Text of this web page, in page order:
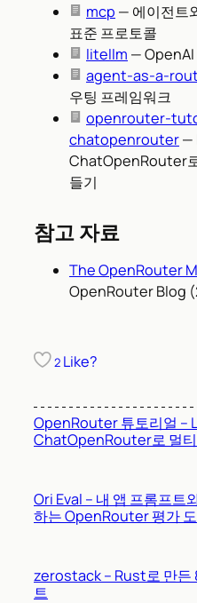
mcp — 에이전트
표준 프로토콜
litellm — OpenAI
agent-as-a-
우팅 프레임워크
openrouter-
chatopenrouter—
ChatOpenRouter
들기
참고 자료
The OpenRouter
OpenRouter Blog
2 Like?
OpenRouter 튜토리얼 –
ChatOpenRouter로 멀티
Ori Eval – 내 앱 프롬프트
하는 OpenRouter 평가
zerostack – Rust로 만든
트